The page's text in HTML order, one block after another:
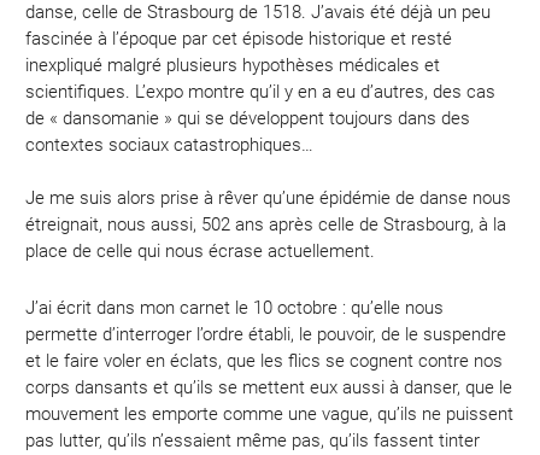
danse, celle de Strasbourg de 1518. J’avais été déjà un peu
fascinée à l’époque par cet épisode historique et resté
inexpliqué malgré plusieurs hypothèses médicales et
scientifiques. L’expo montre qu’il y en a eu d’autres, des cas
de « dansomanie » qui se développent toujours dans des
contextes sociaux catastrophiques…
Je me suis alors prise à rêver qu’une épidémie de danse nous
étreignait, nous aussi, 502 ans après celle de Strasbourg, à la
place de celle qui nous écrase actuellement.
J’ai écrit dans mon carnet le 10 octobre : qu’elle nous
permette d’interroger l’ordre établi, le pouvoir, de le suspendre
et le faire voler en éclats, que les flics se cognent contre nos
corps dansants et qu’ils se mettent eux aussi à danser, que le
mouvement les emporte comme une vague, qu’ils ne puissent
pas lutter, qu’ils n’essaient même pas, qu’ils fassent tinter